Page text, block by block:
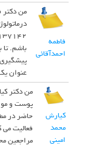
فاطمه
احمدآقائی
من دکتر
باشم.
عنوان
کیارش
محمد
امینی
من دکتر
حاضر در
فعالیت
مراجعین